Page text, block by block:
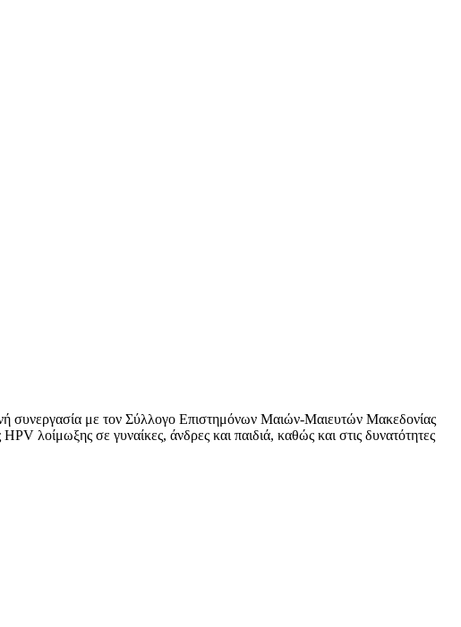
συνεργασία με τον Σύλλογο Επιστημόνων Μαιών-Μαιευτών Μακεδονίας
λοίμωξης σε γυναίκες, άνδρες και παιδιά, καθώς και στις δυνατότητες